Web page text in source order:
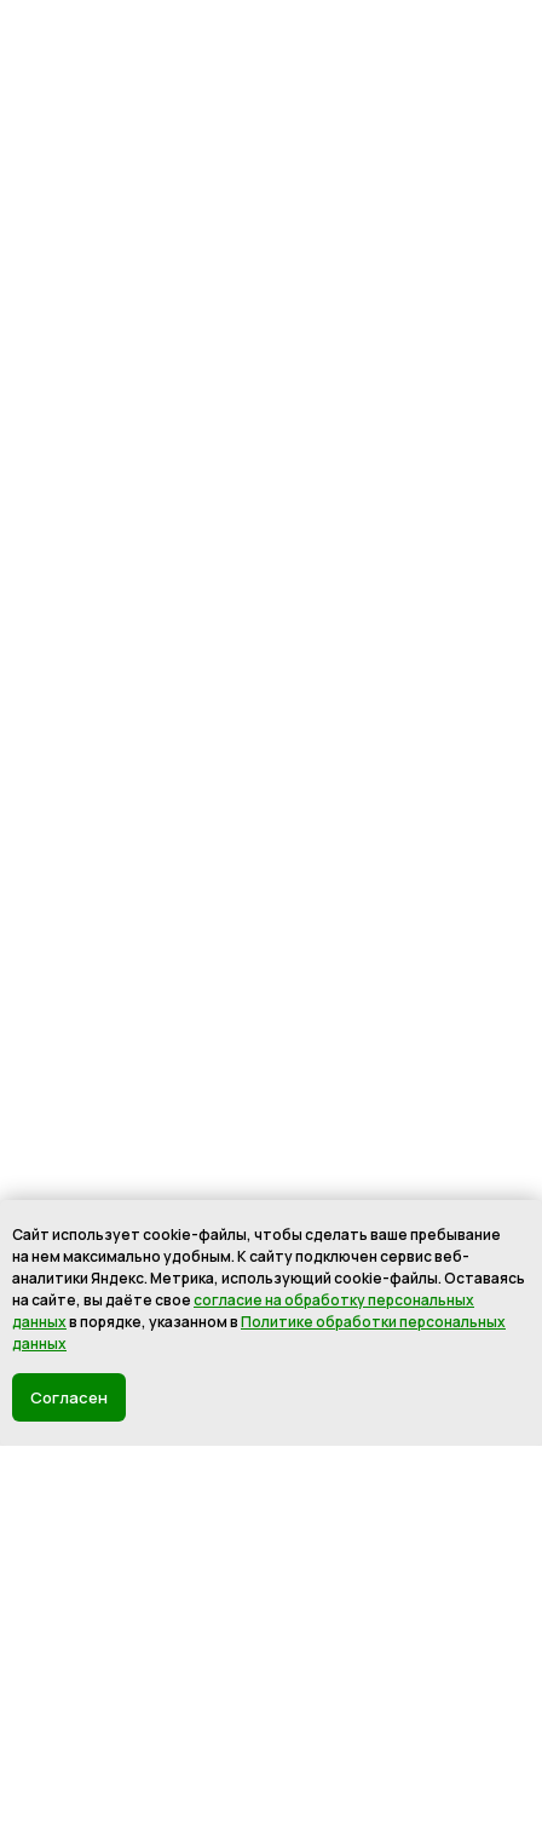
Сайт использует cookie-файлы, чтобы сделать ваше пребывание
на нем максимально удобным. К cайту подключен сервис веб-
аналитики Яндекс. Метрика, использующий cookie-файлы. Оставаясь
на сайте, вы даёте своесогласие на обработку персональных
данныхв порядке, указанном вПолитике обработки персональных
данных
Согласен